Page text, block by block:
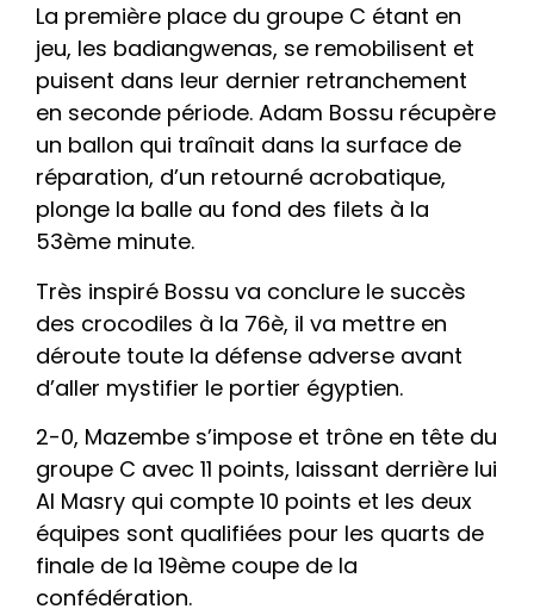
La première place du groupe C étant en
jeu, les badiangwenas, se remobilisent et
puisent dans leur dernier retranchement
en seconde période. Adam Bossu récupère
un ballon qui traînait dans la surface de
réparation, d’un retourné acrobatique,
plonge la balle au fond des filets à la
53ème minute.
Très inspiré Bossu va conclure le succès
des crocodiles à la 76è, il va mettre en
déroute toute la défense adverse avant
d’aller mystifier le portier égyptien.
2-0, Mazembe s’impose et trône en tête du
groupe C avec 11 points, laissant derrière lui
Al Masry qui compte 10 points et les deux
équipes sont qualifiées pour les quarts de
finale de la 19ème coupe de la
confédération.